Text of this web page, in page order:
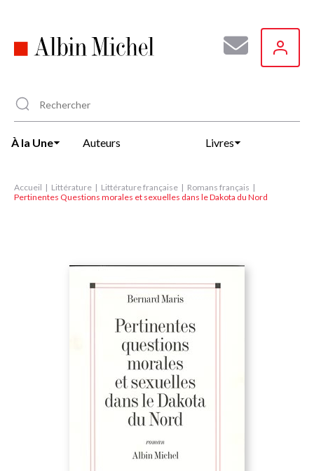
principal
À la Une Auteurs Livres
Accueil Littérature Littérature française
Romans français
Pertinentes Questions morales et sexuelles dans le Dakota du Nord